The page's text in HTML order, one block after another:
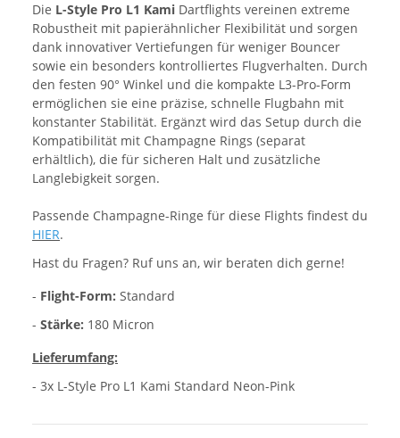
Die L-Style Pro L1 Kami Dartflights vereinen extreme
Robustheit mit papierähnlicher Flexibilität und sorgen
dank innovativer Vertiefungen für weniger Bouncer
sowie ein besonders kontrolliertes Flugverhalten. Durch
den festen 90° Winkel und die kompakte L3-Pro-Form
ermöglichen sie eine präzise, schnelle Flugbahn mit
konstanter Stabilität. Ergänzt wird das Setup durch die
Kompatibilität mit Champagne Rings (separat
erhältlich), die für sicheren Halt und zusätzliche
Langlebigkeit sorgen.
Passende Champagne-Ringe für diese Flights findest du
HIER.
Hast du Fragen? Ruf uns an, wir beraten dich gerne!
- Flight-Form: Standard
- Stärke: 180 Micron
Lieferumfang:
- 3x L-Style Pro L1 Kami Standard Neon-Pink